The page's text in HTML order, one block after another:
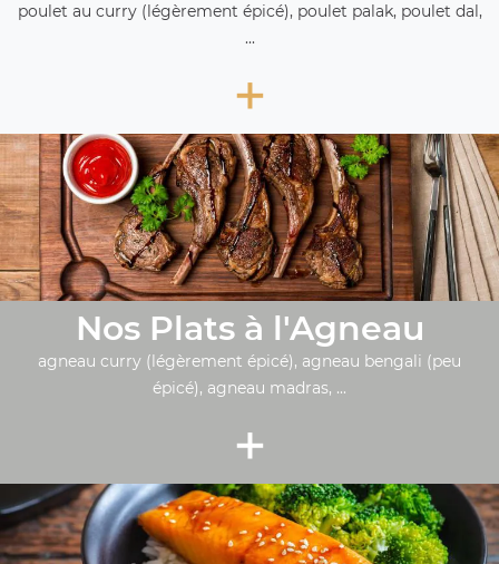
poulet au curry (légèrement épicé), poulet palak, poulet dal,
...
+
Nos Plats à l'Agneau
agneau curry (légèrement épicé), agneau bengali (peu
épicé), agneau madras, ...
+